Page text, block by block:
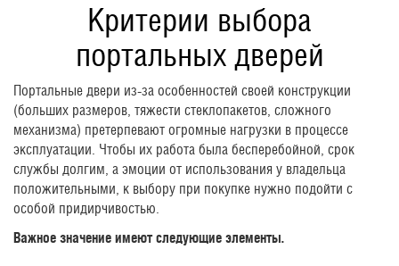
Критерии выбора
портальных дверей
Портальные двери из-за особенностей своей конструкции
(больших размеров, тяжести стеклопакетов, сложного
механизма) претерпевают огромные нагрузки в процессе
эксплуатации. Чтобы их работа была бесперебойной, срок
службы долгим, а эмоции от использования у владельца
положительными, к выбору при покупке нужно подойти с
особой придирчивостью.
Важное значение имеют следующие элементы.